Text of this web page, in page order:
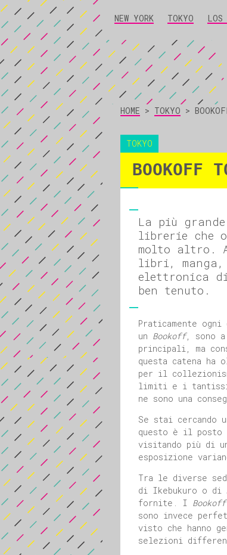
NEW YORK TOKYO LOS
HOME > TOKYO >
TOKYO
BOOKOFF
La più
librerie che
molto altro.
libri, manga,
elettronica di
ben tenuto.
Praticamente
un Bookoff, sono
principali, ma
questa catena ha
per il
limiti e i
ne sono una
Se stai cercando
questo è il posto
visitando più di
esposizione
Tra le diverse
di Ikebukuro o
fornite. I Bookoff
sono invece
visto che hanno
selezioni